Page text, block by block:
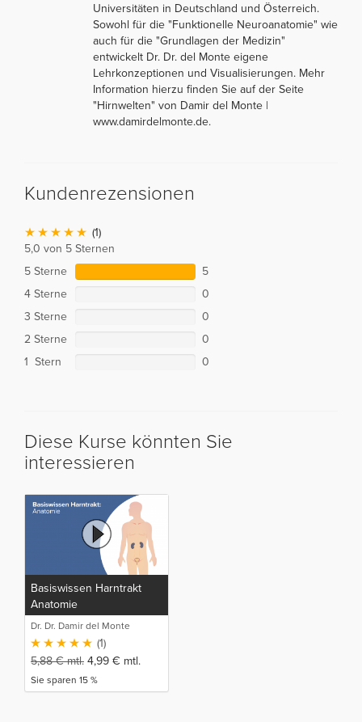
Universitäten in Deutschland und Österreich.
Sowohl für die "Funktionelle Neuroanatomie" wie
auch für die "Grundlagen der Medizin"
entwickelt Dr. Dr. del Monte eigene
Lehrkonzeptionen und Visualisierungen. Mehr
Information hierzu finden Sie auf der Seite
"Hirnwelten" von Damir del Monte |
www.damirdelmonte.de.
Kundenrezensionen
(1)
5,0 von 5 Sternen
5 Sterne
5
4 Sterne
0
3 Sterne
0
2 Sterne
0
1 Stern
0
Diese Kurse könnten Sie
interessieren
Basiswissen Harntrakt
Anatomie
Dr. Dr. Damir del Monte
(1)
5,88€mtl. 4,99 € mtl.
Sie sparen 15 %